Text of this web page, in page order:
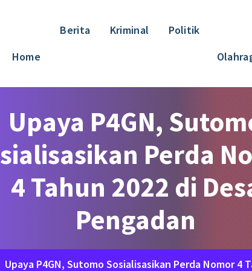
Home
Berita Kriminal
Politik
Upaya P4GN,
Perda
4 Tahun 2022 di
Pengadan
Upaya P4GN, Sutomo Sosialisasikan Perda Nomor 4